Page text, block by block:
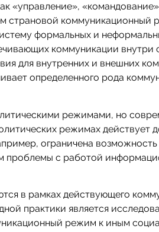
«управление»,
страновой коммуникационный
формальных и
коммуникации внутри
для внутренних и внешних
определенного рода
режимами, но
режимах действует
ограничена
проблемы с работой
в рамках действующего
практики является
режим к иным